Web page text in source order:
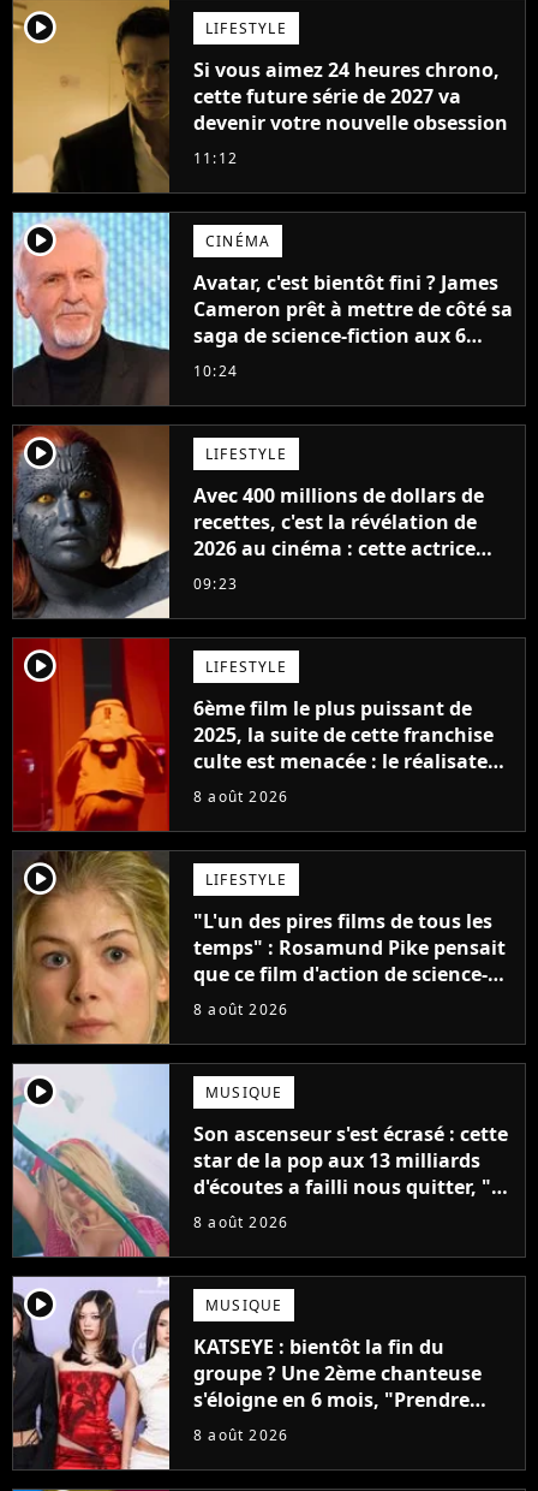
player2 LIFESTYLE
Si vous aimez 24 heures chrono,
cette future série de 2027 va
devenir votre nouvelle obsession
11:12
player2 CINÉMA
Avatar, c'est bientôt fini ? James
Cameron prêt à mettre de côté sa
saga de science-fiction aux 6
milliards de recettes
10:24
player2 LIFESTYLE
Avec 400 millions de dollars de
recettes, c'est la révélation de
2026 au cinéma : cette actrice
adorée prête à remplacer
09:23
player2 LIFESTYLE
6ème film le plus puissant de
2025, la suite de cette franchise
culte est menacée : le réalisateur
claque la porte pour "différends
8 août 2026
player2 LIFESTYLE
"L'un des pires films de tous les
temps" : Rosamund Pike pensait
que ce film d'action de science-
fiction avec Dwayne Johnson
8 août 2026
player2 MUSIQUE
Son ascenseur s'est écrasé : cette
star de la pop aux 13 milliards
d'écoutes a failli nous quitter, "Je
pensais ne plus jamais chanter"
8 août 2026
player2 MUSIQUE
KATSEYE : bientôt la fin du
groupe ? Une 2ème chanteuse
s'éloigne en 6 mois, "Prendre
cette décision n’a pas été facile"
8 août 2026